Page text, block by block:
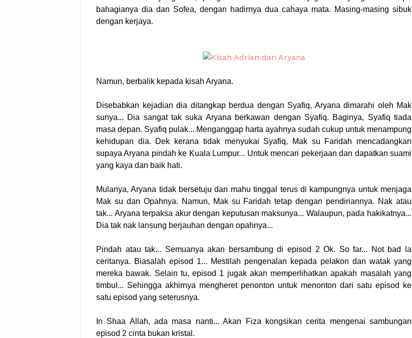
bahagianya dia dan Sofea, dengan hadirnya dua cahaya mata. Masing-masing sibuk
dengan kerjaya.
Namun, berbalik kepada kisah Aryana.
Disebabkan kejadian dia ditangkap berdua dengan Syafiq, Aryana dimarahi oleh Mak
sunya... Dia sangat tak suka Aryana berkawan dengan Syafiq. Baginya, Syafiq tiada
masa depan. Syafiq pulak... Menganggap harta ayahnya sudah cukup untuk menampung
kehidupan dia. Dek kerana tidak menyukai Syafiq, Mak su Faridah mencadangkan
supaya Aryana pindah ke Kuala Lumpur... Untuk mencari pekerjaan dan dapatkan suami
yang kaya dan baik hati.
Mulanya, Aryana tidak bersetuju dan mahu tinggal terus di kampungnya untuk menjaga
Mak su dan Opahnya. Namun, Mak su Faridah tetap dengan pendiriannya. Nak atau
tak... Aryana terpaksa akur dengan keputusan maksunya... Walaupun, pada hakikatnya...
Dia tak nak lansung berjauhan dengan opahnya...
Pindah atau tak... Semuanya akan bersambung di episod 2 Ok. So far... Not bad la
ceritanya. Biasalah episod 1... Mestilah pengenalan kepada pelakon dan watak yang
mereka bawak. Selain tu, episod 1 jugak akan memperlihatkan apakah masalah yang
timbul... Sehingga akhirnya mengheret penonton untuk menonton dari satu episod ke
satu episod yang seterusnya.
In Shaa Allah, ada masa nanti... Akan Fiza kongsikan cerita mengenai sambungan
episod 2 cinta bukan kristal.